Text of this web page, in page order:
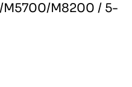
M8200 / 5-